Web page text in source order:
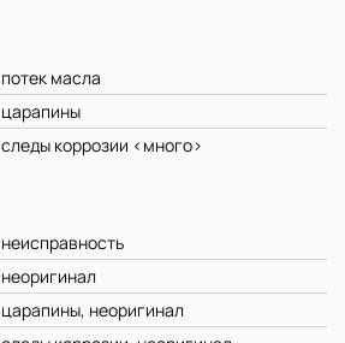
потек масла
царапины
следы коррозии <много>
неисправность
неоригинал
царапины, неоригинал